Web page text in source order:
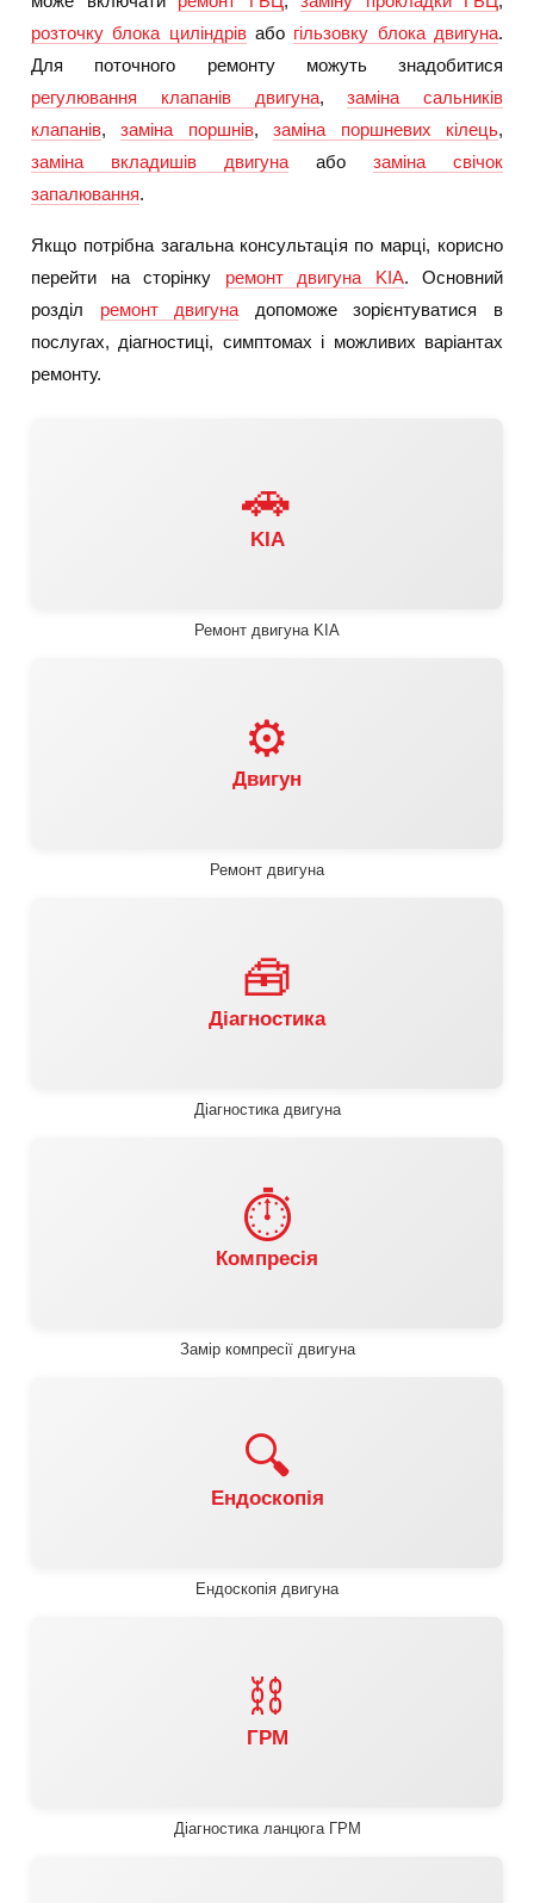
розточку блока циліндрівабо гільзовку блока двигуна.
Для поточного ремонту можуть знадобитися
регулювання клапанів двигуна,заміна сальників
клапанів,заміна поршнів,заміна поршневих кілець,
заміна вкладишів двигуна або заміна свічок
запалювання.
Якщо потрібна загальна консультація по марці, корисно
перейти на сторінку ремонт двигуна KIA. Основний
розділ ремонт двигуна допоможе зорієнтуватися в
послугах, діагностиці, симптомах і можливих варіантах
ремонту.
🚗
KIA
Ремонт двигуна KIA
⚙️
Двигун
Ремонт двигуна
🧰
Діагностика
Діагностика двигуна
⏱️
Компресія
Замір компресії двигуна
🔍
Ендоскопія
Ендоскопія двигуна
⛓️
ГРМ
Діагностика ланцюга ГРМ